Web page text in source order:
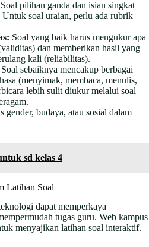
Soal pilihan ganda dan isian singkat
soal uraian, perlu ada rubrik
Soal yang baik harus mengukur apa
dan memberikan hasil yang
kali (reliabilitas).
Soal sebaiknya mencakup berbagai
(menyimak, membaca, menulis,
lebih sulit diukur melalui soal
gender, budaya, atau sosial dalam
sd kelas 4
Latihan Soal
dapat memperkaya
tugas guru. Web kampus
menyajikan latihan soal interaktif.